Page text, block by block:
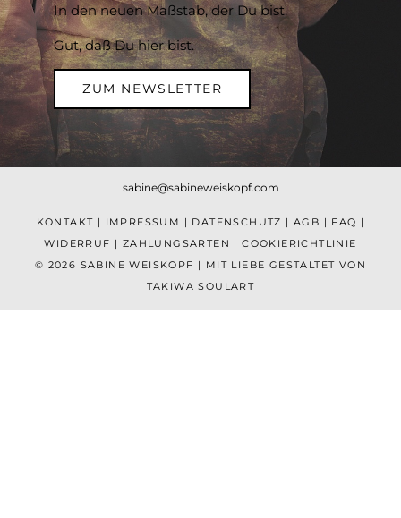
In den neuen Maßstab, der Du bist.
Gut, daß Du hier bist.
ZUM NEWSLETTER
sabine@sabineweiskopf.com
KONTAKT | IMPRESSUM | DATENSCHUTZ | AGB | FAQ |
WIDERRUF | ZAHLUNGSARTEN |COOKIERICHTLINIE
© 2026 SABINE WEISKOPF | MIT LIEBE GESTALTET VON
TAKIWA SOULART